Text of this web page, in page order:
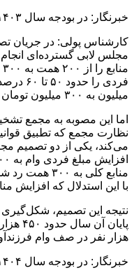
خبرنگار: در بودجه سال ۱۴۰۳ چه اتفاقی افتاد؟
مجلس لابی گسترده‌ای انجام
میلیون به ۳۰۰ میلیون تومان رسید،
اما این مصوبه به مجمع
نظارت مجمع که تطبیق
می‌کند، یکی از دو تصمیم
با این استدلال که افزایش
هزار نفر در صف وام
خبرنگار: در بودجه سال ۱۴۰۴ چه‌روندی طی شد؟